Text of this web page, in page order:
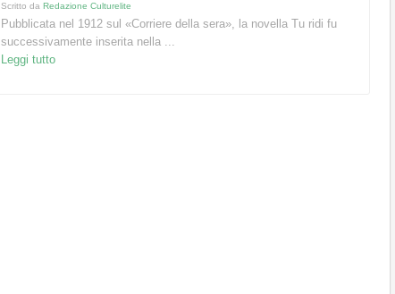
Scritto daRedazione Culturelite
Pubblicata nel 1912 sul «Corriere della sera», la novella Tu ridi fu
successivamente inserita nella ...
Leggi tutto